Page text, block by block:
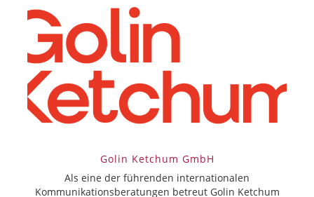
Golin Ketchum GmbH
Als eine der führenden internationalen
Kommunikationsberatungen betreut Golin Ketchum